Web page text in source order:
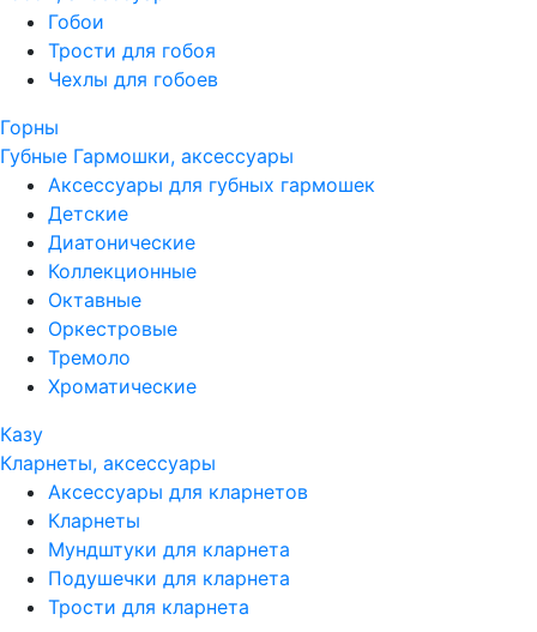
Гобои
Трости для гобоя
Чехлы для гобоев
Горны
Губные Гармошки, аксессуары
Аксессуары для губных гармошек
Детские
Диатонические
Коллекционные
Октавные
Оркестровые
Тремоло
Хроматические
Казу
Кларнеты, аксессуары
Аксессуары для кларнетов
Кларнеты
Мундштуки для кларнета
Подушечки для кларнета
Трости для кларнета